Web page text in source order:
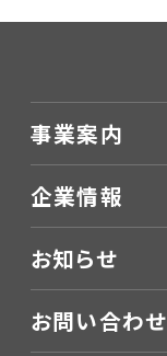
事業案内
企業情報
お知らせ
お問い合わせ